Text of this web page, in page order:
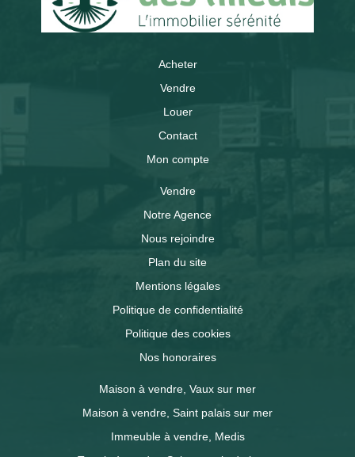
Acheter
Vendre
Louer
Contact
Mon compte
Vendre
Notre Agence
Nous rejoindre
Plan du site
Mentions légales
Politique de confidentialité
Politique des cookies
Nos honoraires
Maison à vendre, Vaux sur mer
Maison à vendre, Saint palais sur mer
Immeuble à vendre, Medis